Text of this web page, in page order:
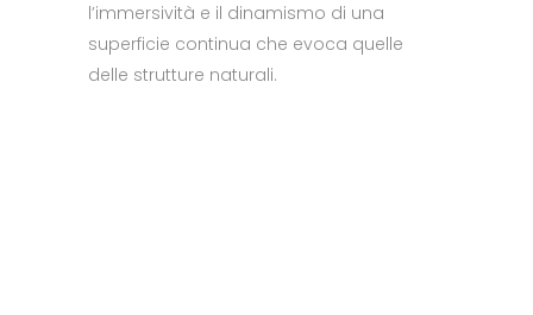
l’immersività e il dinamismo di una
superficie continua che evoca quelle
delle strutture naturali.